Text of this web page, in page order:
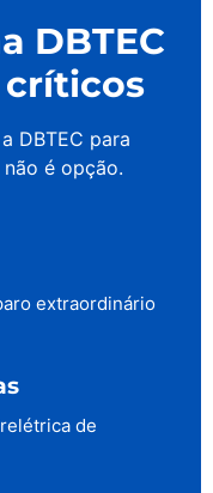
DBTEC
DBTEC para
é opção.
extraordinário
de